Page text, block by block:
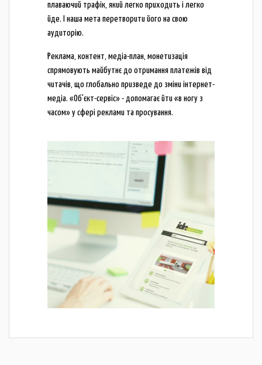
плаваючий трафік, який легко приходить і легко
йде. І наша мета перетворити його на свою
аудиторію.
Реклама, контент, медіа-план, монетизація
спрямовують майбутнє до отримання платежів від
читачів, що глобально призведе до зміни інтернет-
медіа. «Об'єкт-сервіс» - допомагає йти «в ногу з
часом» у сфері реклами та просування.